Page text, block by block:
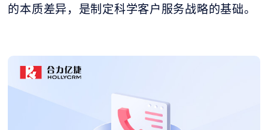
的本质差异，是制定科学客户服务战略的基础。